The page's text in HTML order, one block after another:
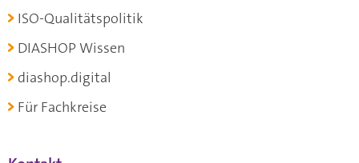
ISO-Qualitätspolitik
DIASHOP Wissen
diashop.digital
Für Fachkreise